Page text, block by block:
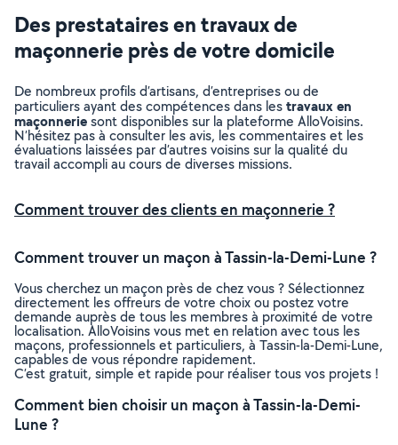
Des prestataires en travaux de
maçonnerie près de votre domicile
De nombreux profils d’artisans, d’entreprises ou de
particuliers ayant des compétences dans lestravaux en
maçonneriesont disponibles sur la plateforme AlloVoisins.
N’hésitez pas à consulter les avis, les commentaires et les
évaluations laissées par d’autres voisins sur la qualité du
travail accompli au cours de diverses missions.
Comment trouver des clients en maçonnerie ?
Comment trouver un maçon à Tassin-la-Demi-Lune ?
Vous cherchez un maçon près de chez vous ? Sélectionnez
directement les offreurs de votre choix ou postez votre
demande auprès de tous les membres à proximité de votre
localisation. AlloVoisins vous met en relation avec tous les
maçons, professionnels et particuliers, à Tassin-la-Demi-Lune,
capables de vous répondre rapidement.
C’est gratuit, simple et rapide pour réaliser tous vos projets !
Comment bien choisir un maçon à Tassin-la-Demi-
Lune ?